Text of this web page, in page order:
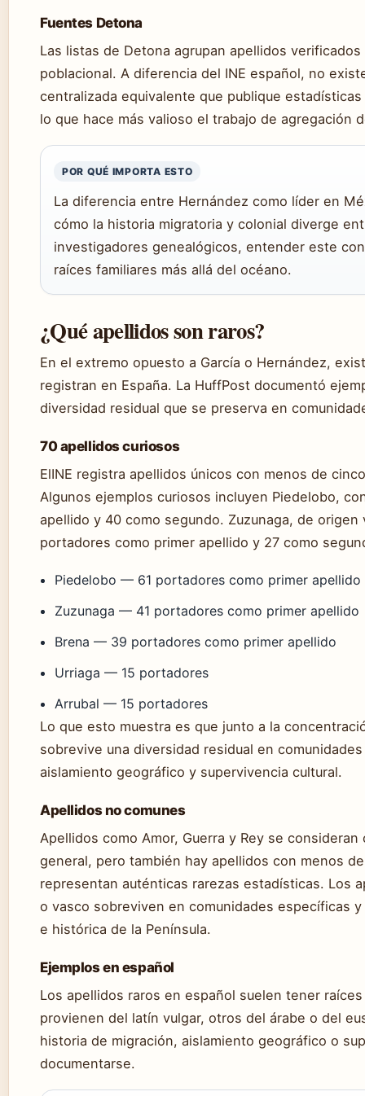
Fuentes Detona
Las listas de Detona agrupan apellidos
poblacional. A diferencia del INE español, no
centralizada equivalente que publique
lo que hace más valioso el trabajo de agregación
POR QUÉ IMPORTA ESTO
La diferencia entre Hernández como líder en
cómo la historia migratoria y colonial diverge
investigadores genealógicos, entender este
raíces familiares más allá del océano.
¿Qué apellidos son raros?
En el extremo opuesto a García o Hernández,
registran en España. La HuffPost documentó
diversidad residual que se preserva en
70 apellidos curiosos
ElINE registra apellidos únicos con menos de
Algunos ejemplos curiosos incluyen Piedelobo,
apellido y 40 como segundo. Zuzunaga, de origen
portadores como primer apellido y 27 como
Piedelobo — 61 portadores como primer apellido
Zuzunaga — 41 portadores como primer apellido
Brena — 39 portadores como primer apellido
Urriaga — 15 portadores
Arrubal — 15 portadores
Lo que esto muestra es que junto a la
sobrevive una diversidad residual en
aislamiento geográfico y supervivencia cultural.
Apellidos no comunes
Apellidos como Amor, Guerra y Rey se
general, pero también hay apellidos con menos
representan auténticas rarezas estadísticas. Los
o vasco sobreviven en comunidades específicas
e histórica de la Península.
Ejemplos en español
Los apellidos raros en español suelen tener
provienen del latín vulgar, otros del árabe o del
historia de migración, aislamiento geográfico o
documentarse.